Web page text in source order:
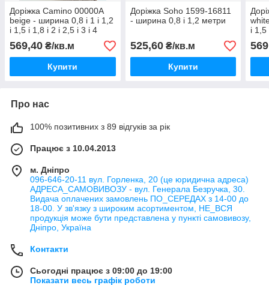
Доріжка Camino 00000A
beige - ширина 0,8 і 1 і 1,2
і 1,5 і 1,8 і 2 і 2,5 і 3 і 4
метри
569,40 ₴/кв.м
Купити
Доріжка Soho 1599-16811
- ширина 0,8 і 1,2 метри
525,60₴/кв.м
Купити
і
Про нас
100% позитивних з 89 відгуків за рік
Працює з 10.04.2013
м. Дніпро
096-646-20-11 вул. Горленка, 20 (це юридична адреса)
АДРЕСА_САМОВИВОЗУ - вул. Генерала Безручка, 30.
Видача оплачених замовлень ПО_СЕРЕДАХ з 14-00 до
18-00. У зв'язку з широким асортиментом, НЕ_ВСЯ
продукція може бути представлена у пункті самовивозу,
Дніпро, Україна
Контакти
Сьогодні працює з 09:00 до 19:00
Показати весь графік роботи